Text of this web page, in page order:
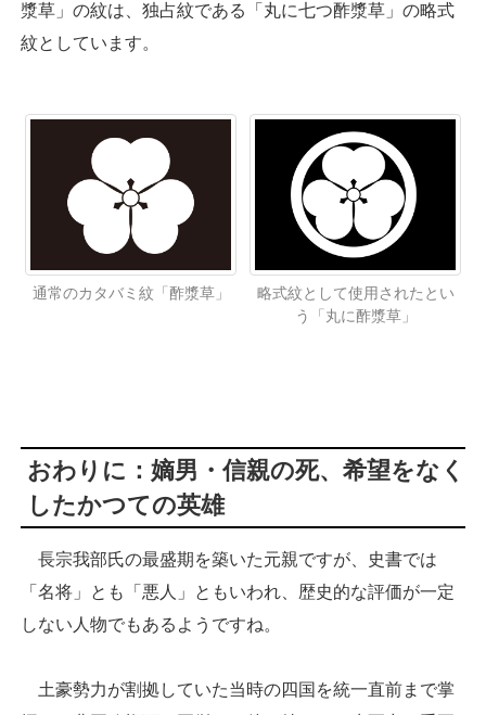
漿草」の紋は、独占紋である「丸に七つ酢漿草」の略式
紋としています。
通常のカタバミ紋「酢漿草」
略式紋として使用されたとい
う「丸に酢漿草」
おわりに：嫡男・信親の死、希望をなく
したかつての英雄
長宗我部氏の最盛期を築いた元親ですが、史書では
「名将」とも「悪人」ともいわれ、歴史的な評価が一定
しない人物でもあるようですね。
土豪勢力が割拠していた当時の四国を統一直前まで掌